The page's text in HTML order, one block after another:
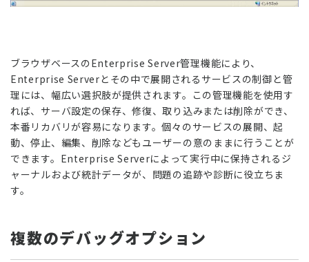
ブラウザベースのEnterprise Server管理機能により、
Enterprise Serverとその中で展開されるサービスの制御と管
理には、幅広い選択肢が提供されます。この管理機能を使用す
れば、サーバ設定の保存、修復、取り込みまたは削除ができ、
本番リカバリが容易になります。個々のサービスの展開、起
動、停止、編集、削除などもユーザーの意のままに行うことが
できます。Enterprise Serverによって実行中に保持されるジ
ャーナルおよび統計データが、問題の追跡や診断に役立ちま
す。
複数のデバッグオプション